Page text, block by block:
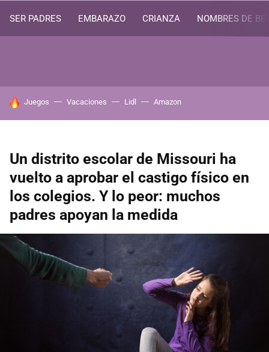
SER PADRES EMBARAZO CRIANZA NOMBRES DE
HOY SE HABLA DE
Juegos Vacaciones Lidl Amazon
Un distrito escolar de Missouri ha
vuelto a aprobar el castigo físico en
los colegios. Y lo peor: muchos
padres apoyan la medida